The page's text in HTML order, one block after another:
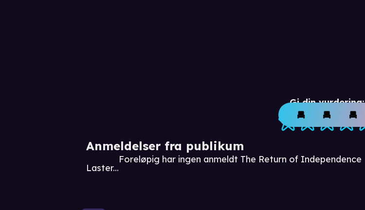
Gi din vurdering:
Anmeldelser fra publikum
Laster...
Foreløpig har ingen anmeldt The Return of Independence